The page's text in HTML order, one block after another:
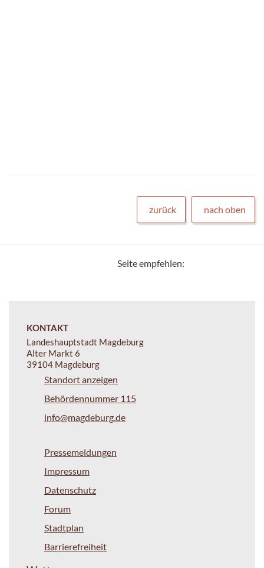
zurück nach oben
Seite empfehlen:
KONTAKT
Landeshauptstadt Magdeburg
Alter Markt 6
39104 Magdeburg
Standort anzeigen
Behördennummer 115
info@magdeburg.de
Pressemeldungen
Impressum
Datenschutz
Forum
Stadtplan
Barrierefreiheit